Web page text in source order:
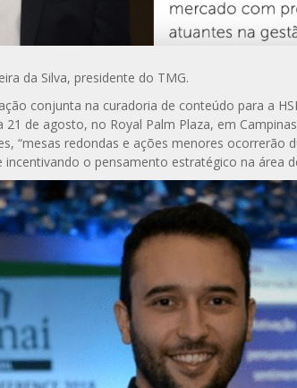
da Silva, presidente do TMG.
conjunta na curadoria de conteúdo para a
21 de agosto, no Royal Palm Plaza, em
“mesas redondas e ações menores ocorrerão
incentivando o pensamento estratégico na área